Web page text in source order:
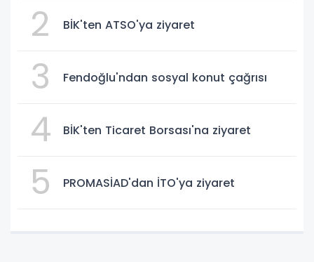
2 BİK'ten ATSO'ya ziyaret
3 Fendoğlu'ndan sosyal konut çağrısı
4 BİK'ten Ticaret Borsası'na ziyaret
5 PROMASİAD'dan İTO'ya ziyaret